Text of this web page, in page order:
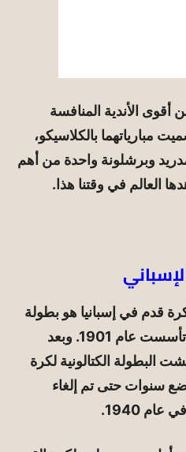
أقوى الأندية المنافسة
مبارياتهما بالكلاسيكو،
وبرشلونة واحدة من أهم
العالم في وقتنا هذا.
قدم في إسبانيا هو بطولة
كرة القدم الكتالونية، والتي تأسست عام 1901. وبعد
البطولة الكتالونية لكرة
سنوات حتى تم إلغاء
1940.